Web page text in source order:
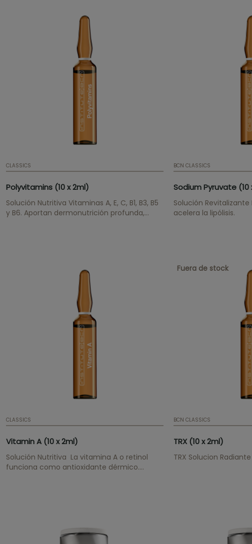
CLASSICS
Polyvitamins (10 x 2ml)
Solución Nutritiva Vitaminas A, E, C, B1, B3, B5
y B6. Aportan dermonutrición profunda,
BCN CLASSICS
Sodium Pyruvate (10
Solución Revitalizante Regenera la piel y
acelera la lipólisis.
CLASSICS
Vitamin A (10 x 2ml)
Solución Nutritiva La vitamina A o retinol
funciona como antioxidante dérmico.
Fuera de stock
BCN CLASSICS
TRX (10 x 2ml)
TRX Solucion Radiante